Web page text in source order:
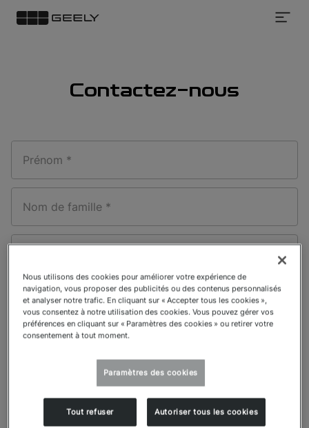
Contactez-nous
Prénom *
Nom de famille *
Code * Numéro de téléphone*
Pays ou région de résidence
Nous utilisons des cookies pour améliorer votre expérience de
navigation, vous proposer des publicités ou des contenus personnalisés
et analyser notre trafic. En cliquant sur « Accepter tous les cookies »,
vous consentez à notre utilisation des cookies. Vous pouvez gérer vos
préférences en cliquant sur « Paramètres des cookies » ou retirer votre
consentement à tout moment.
Paramètres des cookies
Tout refuser Autoriser tous les cookies